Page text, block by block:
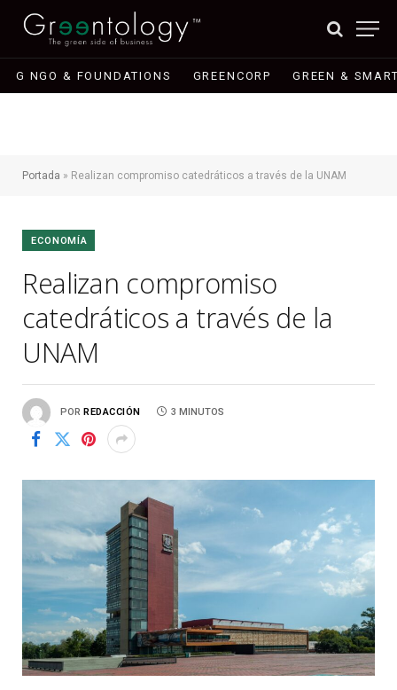
G NGO & FOUNDATIONS GREENCORP GREEN &
Portada » Realizan compromiso catedráticos a través de la UNAM
ECONOMÍA
Realizan compromiso
catedráticos a través de la
UNAM
POR REDACCIÓN 3 MINUTOS